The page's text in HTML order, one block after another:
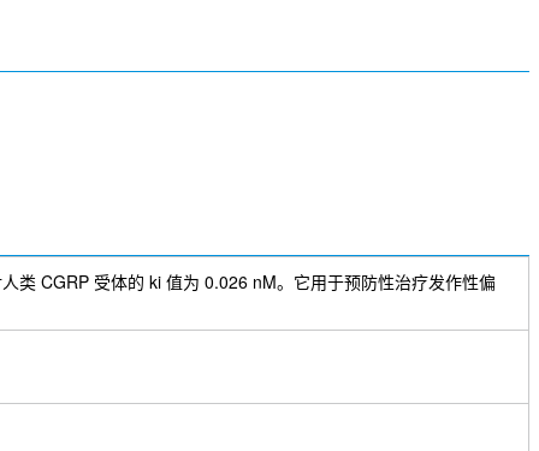
类 CGRP 受体的 ki 值为 0.026 nM。它用于预防性治疗发作性偏